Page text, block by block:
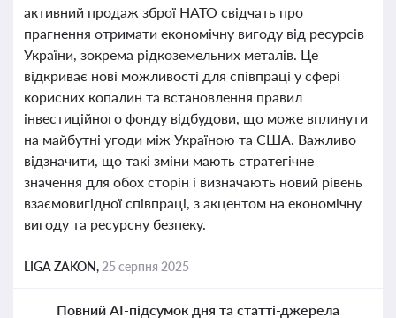
активний продаж зброї НАТО свідчать про
прагнення отримати економічну вигоду від ресурсів
України, зокрема рідкоземельних металів. Це
відкриває нові можливості для співпраці у сфері
корисних копалин та встановлення правил
інвестиційного фонду відбудови, що може вплинути
на майбутні угоди між Україною та США. Важливо
відзначити, що такі зміни мають стратегічне
значення для обох сторін і визначають новий рівень
взаємовигідної співпраці, з акцентом на економічну
вигоду та ресурсну безпеку.
LIGA ZAKON, 25 серпня 2025
Повний AI-підсумок дня та статті-джерела